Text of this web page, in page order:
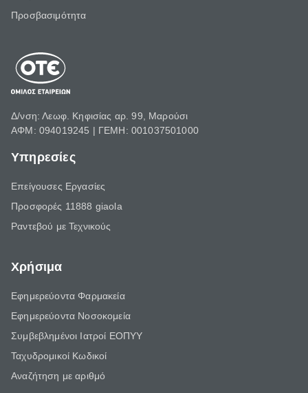
Προσβασιμότητα
Δ/νση: Λεωφ. Κηφισίας αρ. 99, Μαρούσι
ΑΦΜ: 094019245 | ΓΕΜΗ: 001037501000
Υπηρεσίες
Επείγουσες Εργασίες
Προσφορές 11888 giaola
Ραντεβού με Τεχνικούς
Χρήσιμα
Εφημερεύοντα Φαρμακεία
Εφημερεύοντα Νοσοκομεία
Συμβεβλημένοι Ιατροί ΕΟΠΥΥ
Ταχυδρομικοί Κωδικοί
Αναζήτηση με αριθμό